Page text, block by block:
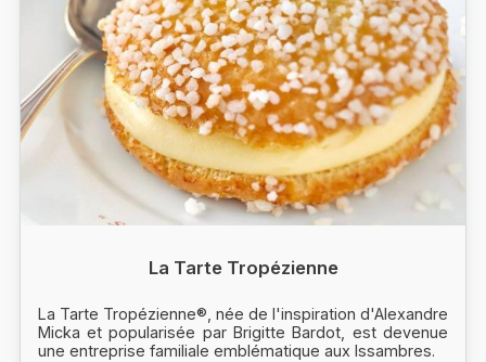
La Tarte Tropézienne
La Tarte Tropézienne®, née de l'inspiration d'Alexandre
Micka et popularisée par Brigitte Bardot, est devenue
une entreprise familiale emblématique aux Issambres.